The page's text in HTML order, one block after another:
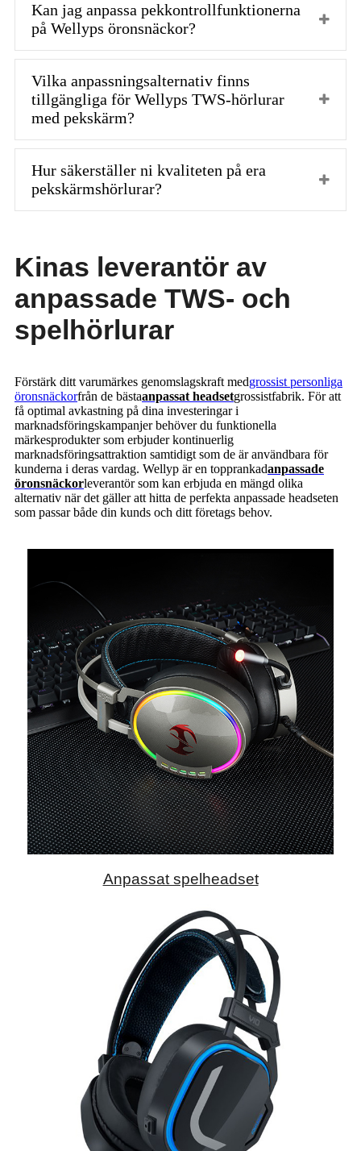
Kan jag anpassa pekkontrollfunktionerna
på Wellyps öronsnäckor?
Vilka anpassningsalternativ finns
tillgängliga för Wellyps TWS-hörlurar
med pekskärm?
Hur säkerställer ni kvaliteten på era
pekskärmshörlurar?
Kinas leverantör av
anpassade TWS- och
spelhörlurar
Förstärk ditt varumärkes genomslagskraft medgrossist personliga
öronsnäckorfrån de bästaanpassat headsetgrossistfabrik. För att
få optimal avkastning på dina investeringar i
marknadsföringskampanjer behöver du funktionella
märkesprodukter som erbjuder kontinuerlig
marknadsföringsattraktion samtidigt som de är användbara för
kunderna i deras vardag. Wellyp är en topprankadanpassade
öronsnäckorleverantör som kan erbjuda en mängd olika
alternativ när det gäller att hitta de perfekta anpassade headseten
som passar både din kunds och ditt företags behov.
Anpassat spelheadset